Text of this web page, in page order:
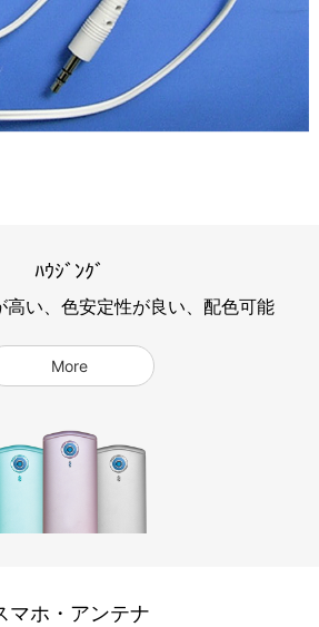
ﾊｳｼﾞﾝｸﾞ
高い、色安定性が良い、配色可能
More
マホ・アンテナ